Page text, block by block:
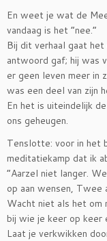
En weet je wat de
vandaag is het “nee.”
Bij dit verhaal gaat
antwoord gaf; hij was
er geen leven meer in
was een deel van zijn
En het is uiteindelijk
ons geheugen.
Tenslotte: voor in het
meditatiekamp dat ik
“Aarzel niet langer.
op aan wensen, Twee
Wacht niet als het om
bij wie je keer op keer
Laat je verkwikken